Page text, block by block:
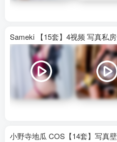
Sameki 【15套】4视频 写真私
小野寺地瓜 COS【14套】写真